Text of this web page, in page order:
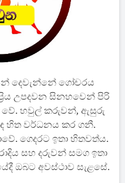
දෙවැන්නේ ගෝචරය
උපදවන සිනහවෙන් පිරි
හවුල් කරුවන්, ඇසුරු
හිත වර්ධනය කර ගනී.
ගෙදරට ඉතා හිතවත්ය.
සහ දරුවන් සමග ඉතා
ඔබට අවස්ථාව සැළසේ.